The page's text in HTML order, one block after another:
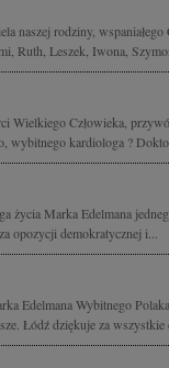
naszej rodziny,
Ruth, Leszek, Iwona,
Wielkiego Człowieka,
wybitnego kardiologa ?
życia Marka Edelmana
opozycji demokratycznej i...
Edelmana Wybitnego
Łódź dziękuje za wszystkie